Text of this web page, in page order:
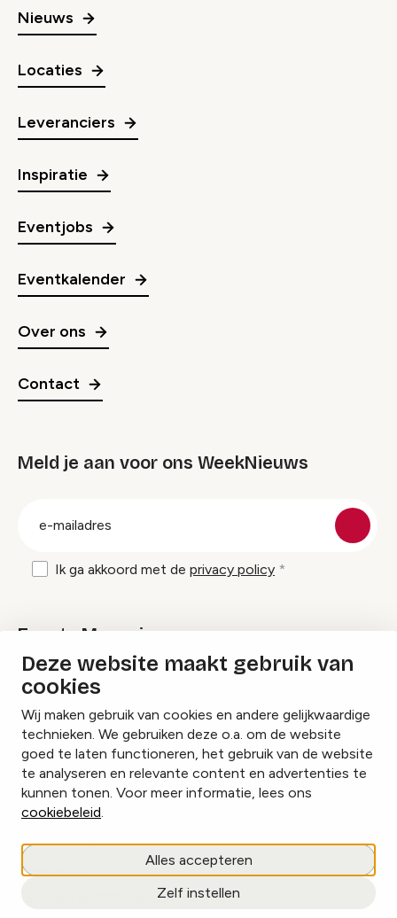
Deze website maakt gebruik van
cookies
Wij maken gebruik van cookies en andere gelijkwaardige
technieken. We gebruiken deze o.a. om de website
goed te laten functioneren, het gebruik van de website
te analyseren en relevante content en advertenties te
kunnen tonen. Voor meer informatie, lees ons
cookiebeleid.
Alles accepteren
Zelf instellen
Nieuws
Locaties
Leveranciers
Inspiratie
Eventjobs
Eventkalender
Over ons
Contact
Meld je aan voor ons WeekNieuws
Ik ga akkoord met de privacy policy
Events Magazine
Ik ontvang graag Events Magazine
InstagramFacebookLinkedIn
Cookies beheren
Privacy policy
copyright © 2026 Events.nl